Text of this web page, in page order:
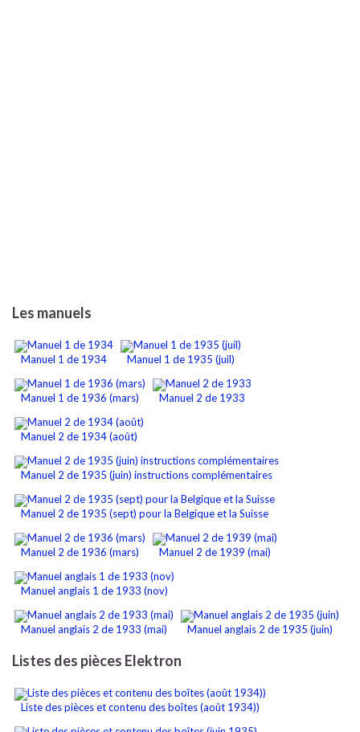
Les manuels
Manuel 1 de 1934 Manuel 1 de 1935 (juil)
Manuel 1 de 1936 (mars) Manuel 2 de 1933
Manuel 2 de 1934 (août)
Manuel 2 de 1935 (juin) instructions complémentaires
Manuel 2 de 1935 (sept) pour la Belgique et la Suisse
Manuel 2 de 1936 (mars) Manuel 2 de 1939 (mai)
Manuel anglais 1 de 1933 (nov)
Manuel anglais 2 de 1933 (mai) Manuel anglais 2 de 1935 (juin)
Listes des pièces Elektron
Liste des pièces et contenu des boîtes (août 1934))